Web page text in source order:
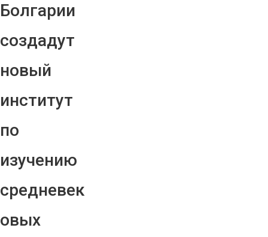
Болгарии
создадут
новый
институт
по
изучению
средневек
овых